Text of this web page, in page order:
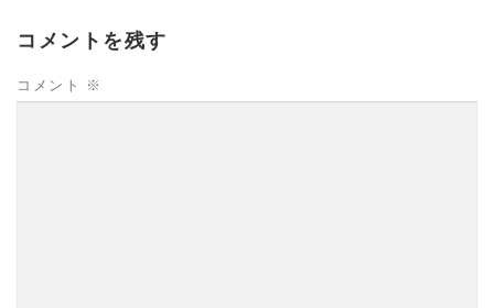
コメントを残す
コメント ※